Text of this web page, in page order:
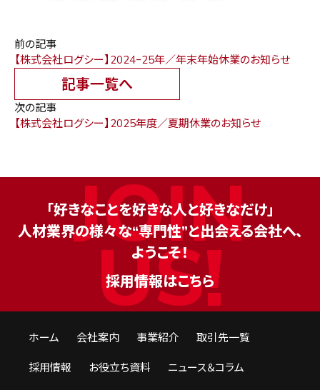
前の記事
【株式会社ログシー】2024ｰ25年／年末年始休業のお知らせ
記事一覧へ
次の記事
【株式会社ログシー】2025年度／夏期休業のお知らせ
「好きなことを好きな人と好きなだけ」
人材業界の様々な“専門性”と出会える会社へ、
ようこそ！
採用情報はこちら
ホーム 会社案内 事業紹介 取引先一覧
採用情報 お役立ち資料 ニュース＆コラム